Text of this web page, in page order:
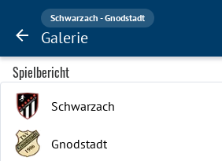
Schwarzach - Gnodstadt
Galerie
Spielbericht
Schwarzach
Gnodstadt